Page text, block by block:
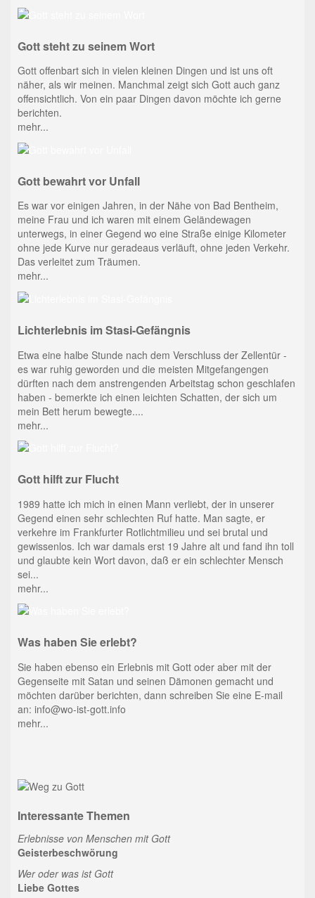
Gott steht zu seinem Wort
Gott offenbart sich in vielen kleinen Dingen und ist uns oft
näher, als wir meinen. Manchmal zeigt sich Gott auch ganz
offensichtlich. Von ein paar Dingen davon möchte ich gerne
berichten.
mehr...
Gott bewahrt vor Unfall
Es war vor einigen Jahren, in der Nähe von Bad Bentheim,
meine Frau und ich waren mit einem Geländewagen
unterwegs, in einer Gegend wo eine Straße einige Kilometer
ohne jede Kurve nur geradeaus verläuft, ohne jeden Verkehr.
Das verleitet zum Träumen.
mehr...
Lichterlebnis im Stasi-Gefängnis
Etwa eine halbe Stunde nach dem Verschluss der Zellentür -
es war ruhig geworden und die meisten Mitgefangengen
dürften nach dem anstrengenden Arbeitstag schon geschlafen
haben - bemerkte ich einen leichten Schatten, der sich um
mein Bett herum bewegte....
mehr...
Gott hilft zur Flucht
1989 hatte ich mich in einen Mann verliebt, der in unserer
Gegend einen sehr schlechten Ruf hatte. Man sagte, er
verkehre im Frankfurter Rotlichtmilieu und sei brutal und
gewissenlos. Ich war damals erst 19 Jahre alt und fand ihn toll
und glaubte kein Wort davon, daß er ein schlechter Mensch
sei...
mehr...
Was haben Sie erlebt?
Sie haben ebenso ein Erlebnis mit Gott oder aber mit der
Gegenseite mit Satan und seinen Dämonen gemacht und
möchten darüber berichten, dann schreiben Sie eine E-mail
an: info@wo-ist-gott.info
mehr...
Interessante Themen
Erlebnisse von Menschen mit Gott
Geisterbeschwörung
Wer oder was ist Gott
Liebe Gottes